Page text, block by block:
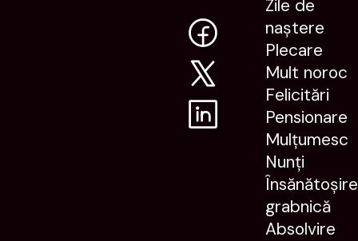
Zile de
naștere
Plecare
Mult noroc
Felicitări
Pensionare
Mulțumesc
Nunți
Însănătoșire
grabnică
Absolvire